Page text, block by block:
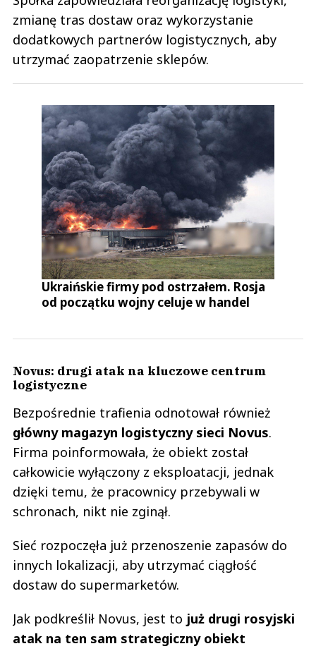
zmianę tras dostaw oraz wykorzystanie
dodatkowych partnerów logistycznych, aby
utrzymać zaopatrzenie sklepów.
Ukraińskie firmy pod ostrzałem. Rosja
od początku wojny celuje w handel
Novus: drugi atak na kluczowe centrum
logistyczne
Bezpośrednie trafienia odnotował również
główny magazyn logistyczny sieci Novus.
Firma poinformowała, że obiekt został
całkowicie wyłączony z eksploatacji, jednak
dzięki temu, że pracownicy przebywali w
schronach, nikt nie zginął.
Sieć rozpoczęła już przenoszenie zapasów do
innych lokalizacji, aby utrzymać ciągłość
dostaw do supermarketów.
Jak podkreślił Novus, jest to już drugi rosyjski
atak na ten sam strategiczny obiekt